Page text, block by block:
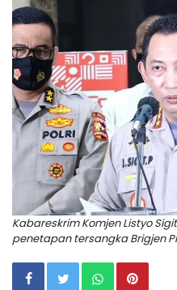
Kabareskrim Komjen Listyo
penetapan tersangka Brigjen